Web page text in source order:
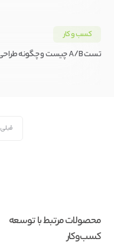
کسب و کار
تست A/B چیست و چگونه طراحی می‌شود
قبلی
محصولات مرتبط با توسعه
کسب‌و‌کار